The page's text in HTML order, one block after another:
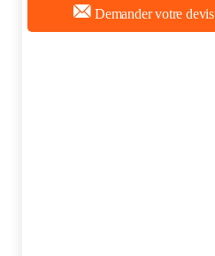
Demander votre devis